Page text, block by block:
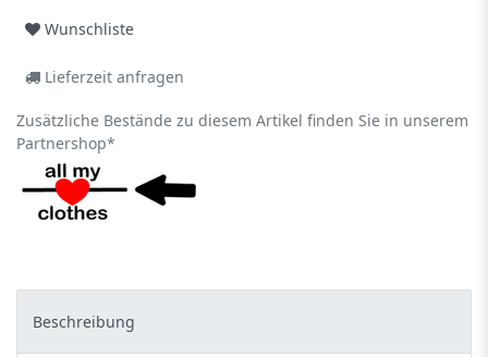
Wunschliste
Lieferzeit anfragen
Zusätzliche Bestände zu diesem Artikel finden Sie in unserem
Partnershop*
Beschreibung